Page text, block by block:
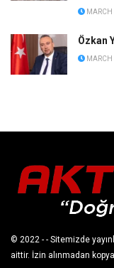
Özkan
© 2022 - - Sitemizde
aittir. İzin alınmadan